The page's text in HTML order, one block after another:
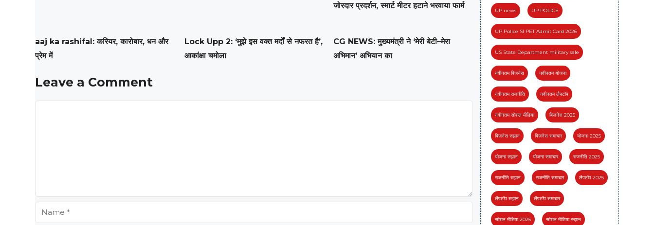
जोरदार प्रदर्शन, स्मार्ट मीटर हटाने भरवाया फार्म
aaj ka rashifal: करियर, कारोबार, धन और
प्रेम में
Lock Upp 2: ‘मुझे इस वक्त मर्दों से नफरत है’,
आकांक्षा चमोला
CG NEWS: मुख्यमंत्री ने ‘मेरी बेटी–मेरा
अभिमान’ अभियान का
Leave a Comment
Name
UP news UP POLICE
UP Police SI PET Admit Card 2026
US State Department military sale
नवीनतम बिज़नेस नवीनतम योजना
नवीनतम राजनीति नवीनतम लैपटॉप
नवीनतम सोशल मीडिया बिज़नेस 2025
बिज़नेस रुझान बिज़नेस समाचार योजना 2025
योजना रुझान योजना समाचार राजनीति 2025
राजनीति रुझान राजनीति समाचार लैपटॉप 2025
लैपटॉप रुझान लैपटॉप समाचार
सोशल मीडिया 2025 सोशल मीडिया रुझान